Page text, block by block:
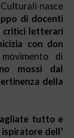
nasce
di docenti
critici letterari
con don
di
mossi dal
della
tutto e
dell’